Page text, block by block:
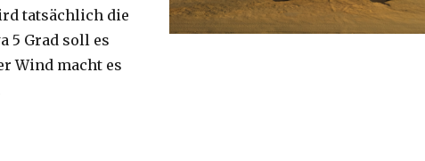
tatsächlich die
5 Grad soll es
Wind macht es